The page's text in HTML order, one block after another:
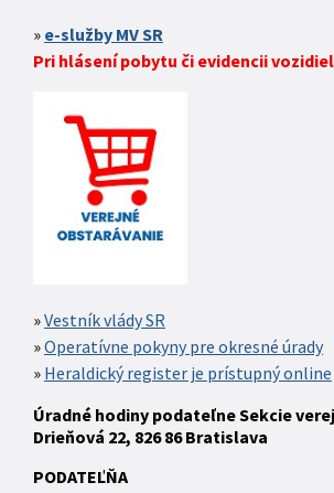
e-služby MV SR
Pri hlásení pobytu či evidencii
Vestník vlády SR
Operatívne pokyny pre okresné úrady
Heraldický register je prístupný online
Úradné hodiny podateľne Sekcie
Drieňová 22, 826 86 Bratislava
PODATEĽŇA